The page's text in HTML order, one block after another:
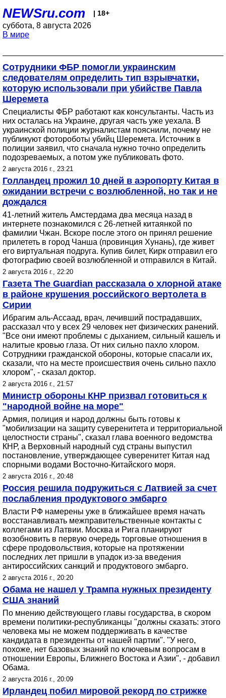
NEWSru.com | 18+
суббота, 8 августа 2026
В мире
Сотрудники ФБР помогли украинским
следователям определить тип взрывчатки,
которую использовали при убийстве Павла
Шеремета
Специалисты ФБР работают как консультанты. Часть из
них осталась на Украине, другая часть уже уехала. В
украинской полиции журналистам пояснили, почему не
публикуют фотороботы убийц Шеремета. Источник в
полиции заявил, что сначала нужно точно определить
подозреваемых, а потом уже публиковать фото.
2 августа 2016 г., 23:21
Голландец прожил 10 дней в аэропорту Китая в
ожидании встречи с возлюбленной, но так и не
дождался
41-летний житель Амстердама два месяца назад в
интернете познакомился с 26-летней китаянкой по
фамилии Чжан. Вскоре после этого он принял решение
прилететь в город Чанша (провинция Хунань), где живет
его виртуальная подруга. Купив билет, Кирк отправил его
фотографию своей возлюбленной и отправился в Китай.
2 августа 2016 г., 22:20
Газета The Guardian рассказала о хлорной атаке
в районе крушения российского вертолета в
Сирии
Ибрагим аль-Ассаад, врач, лечивший пострадавших,
рассказал что у всех 29 человек нет физических ранений.
"Все они имеют проблемы с дыханием, сильный кашель и
налитые кровью глаза. От них сильно пахло хлором.
Сотрудники гражданской обороны, которые спасали их,
сказали, что на месте происшествия очень сильно пахло
хлором", - сказал доктор.
2 августа 2016 г., 21:57
Министр обороны КНР призвал готовиться к
"народной войне на море"
Армия, полиция и народ должны быть готовы к
"мобилизации на защиту суверенитета и территориальной
целостности страны", сказал глава военного ведомства
КНР, а Верховный народный суд страны выпустил
постановление, утверждающее суверенитет Китая над
спорными водами Восточно-Китайского моря.
2 августа 2016 г., 20:48
Россия решила подружиться с Латвией за счет
послабления продуктового эмбарго
Власти РФ намерены уже в ближайшее время начать
восстанавливать межправительственные контакты с
коллегами из Латвии. Москва и Рига планируют
возобновить в первую очередь торговые отношения в
сфере продовольствия, которые на протяжении
последних лет пришли в упадок из-за введения
антироссийских санкций и продуктового эмбарго.
2 августа 2016 г., 20:20
Обама не нашел у Трампа нужных президенту
США знаний
По мнению действующего главы государства, в скором
времени политики-республиканцы "должны сказать: этого
человека мы не можем поддерживать в качестве
кандидата в президенты от нашей партии". "У него,
похоже, нет базовых знаний по ключевым вопросам в
отношении Европы, Ближнего Востока и Азии", - добавил
Обама.
2 августа 2016 г., 20:09
Ирландец побил мировой рекорд по стрижке